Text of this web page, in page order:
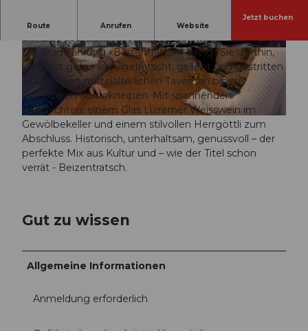
© Tamara Stalder | CC-BY
© ©CC-BY
Route Anrufen Website
Jetzt buchen
«Beizentratsch» - die Stadtführung in Luzern
durch Tavernen, Anekdoten & Trinkkultur.
Die Stadtführung «Beizentratsch» bringt Sie dorthin,
wo einst getrunken, getratscht, geliebt und gestritten
wurde – von mittelalterlichen Tavernen bis zu
legendären Kulturkneipen. Mit spannenden
Geschichten, einem Glas Luzerner Weisswein im
Gewölbekeller und einem stilvollen Herrgöttli zum
Abschluss. Historisch, unterhaltsam, genussvoll – der
perfekte Mix aus Kultur und – wie der Titel schon
verrät - Beizentratsch.
Gut zu wissen
Allgemeine Informationen
Anmeldung erforderlich